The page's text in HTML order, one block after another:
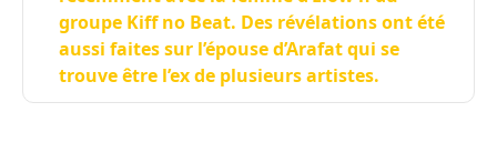
groupe Kiff no Beat. Des révélations ont été
aussi faites sur l’épouse d’Arafat qui se
trouve être l’ex de plusieurs artistes.